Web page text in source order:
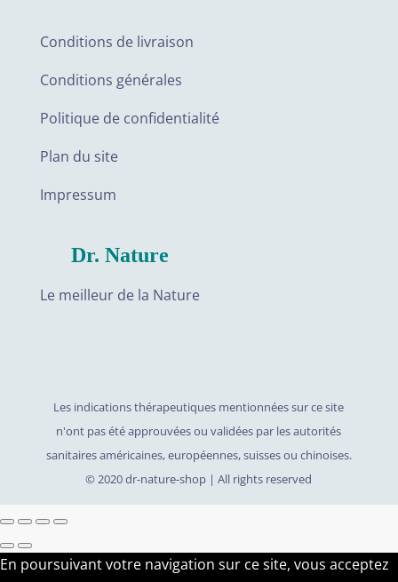
Conditions de livraison
Conditions générales
Politique de confidentialité
Plan du site
Impressum
Dr. Nature
Le meilleur de la Nature
Les indications thérapeutiques mentionnées sur ce site
n'ont pas été approuvées ou validées par les autorités
sanitaires américaines, européennes, suisses ou chinoises.
©️ 2020 dr-nature-shop | All rights reserved
En poursuivant votre navigation sur ce site, vous acceptez